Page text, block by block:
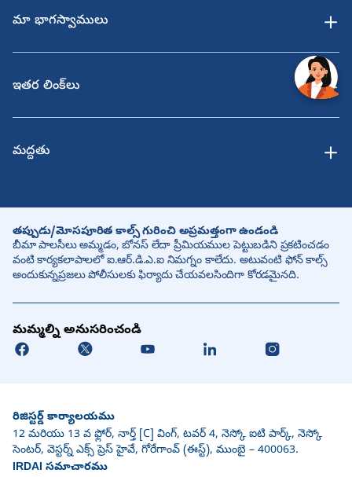
మా భాగస్వాములు
ఇతర లింక్‌లు
మద్దతు
తప్పుడు/మోసపూరిత కాల్స్ గురించి అప్రమత్తంగా ఉండండి
బీమా పాలసీలు అమ్మడం, బోనస్ లేదా ప్రీమియముల పెట్టుబడిని ప్రకటించడం
వంటి కార్యకలాపాలలో ఐ.ఆర్.డి.ఎ.ఐ నిమగ్నం కాలేదు. అటువంటి ఫోన్ కాల్స్
అందుకున్నప్రజలు పోలీసులకు ఫిర్యాదు చేయవలసిందిగా కోరడమైనది.
మమ్మల్ని అనుసరించండి
రిజిస్టర్డ్ కార్యాలయము
12 మరియు 13 వ ఫ్లోర్, నార్త్ [C] వింగ్, టవర్ 4, నెస్కో ఐటి పార్క్, నెస్కో
సెంటర్, వెస్టర్న్ ఎక్స్ ప్రెస్ హైవే, గోరేగాంవ్ (ఈస్ట్), ముంబై – 400063.
IRDAI సమాచారము